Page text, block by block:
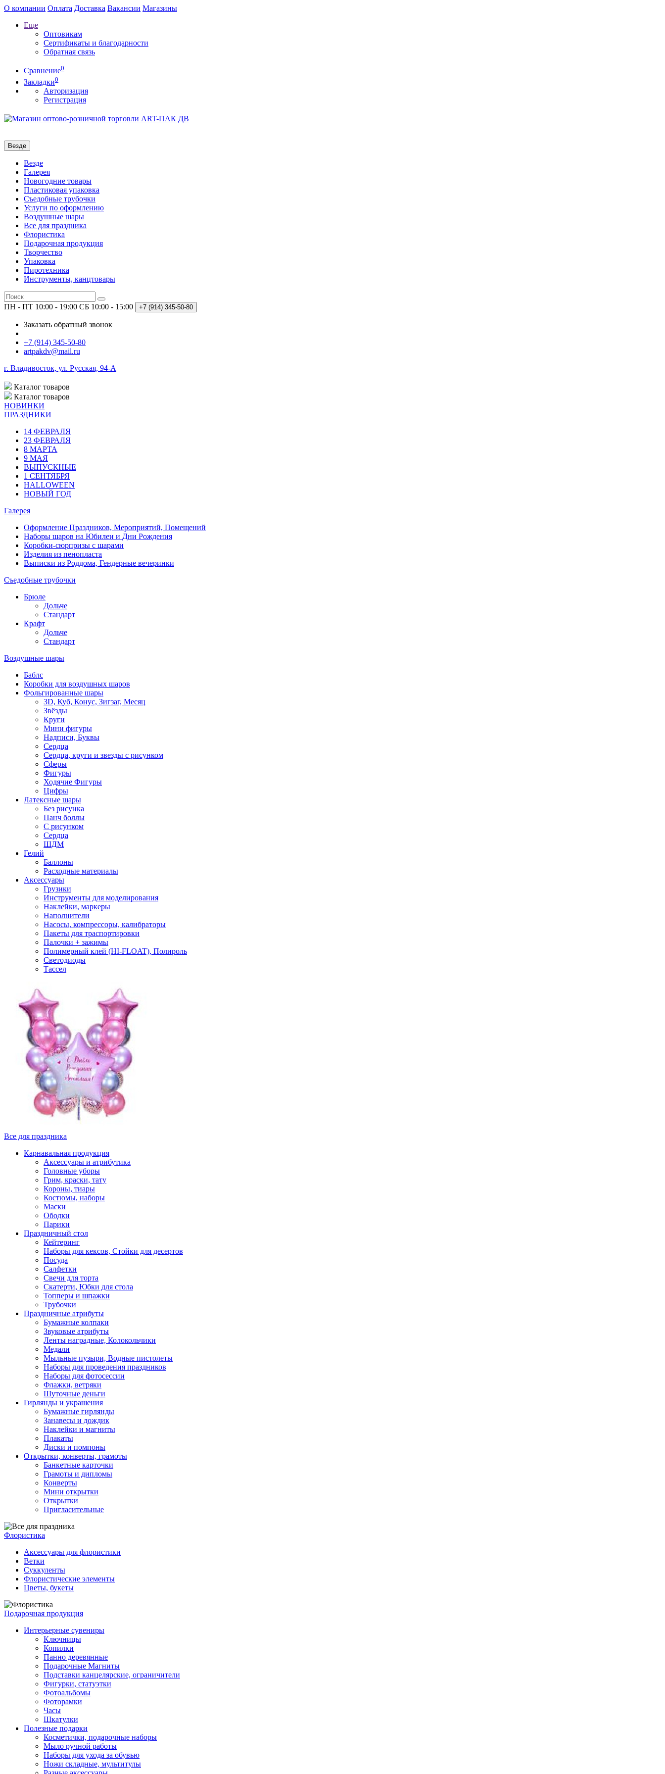
О компании Оплата Доставка Вакансии Магазины
Еще
Оптовикам
Сертификаты и благодарности
Обратная связь
Сравнение0
Закладки0
Авторизация
Регистрация
Везде
Везде
Галерея
Новогодние товары
Пластиковая упаковка
Съедобные трубочки
Услуги по оформлению
Воздушные шары
Все для праздника
Флористика
Подарочная продукция
Творчество
Упаковка
Пиротехника
Инструменты, канцтовары
ПН - ПТ 10:00 - 19:00 СБ 10:00 - 15:00 +7 (914) 345-50-80
Заказать обратный звонок
+7 (914) 345-50-80
artpakdv@mail.ru
г. Владивосток, ул. Русская, 94-А
Каталог товаров
Каталог товаров
НОВИНКИ
ПРАЗДНИКИ
14 ФЕВРАЛЯ
23 ФЕВРАЛЯ
8 МАРТА
9 МАЯ
ВЫПУСКНЫЕ
1 СЕНТЯБРЯ
HALLOWEEN
НОВЫЙ ГОД
Галерея
Оформление Праздников, Мероприятий, Помещений
Наборы шаров на Юбилеи и Дни Рождения
Коробки-сюрпризы с шарами
Изделия из пенопласта
Выписки из Роддома, Гендерные вечеринки
Съедобные трубочки
Брюле
Дольче
Стандарт
Крафт
Дольче
Стандарт
Воздушные шары
Баблс
Коробки для воздушных шаров
Фольгированные шары
3D, Куб, Конус, Зигзаг, Месяц
Звёзды
Круги
Мини фигуры
Надписи, Буквы
Сердца
Сердца, круги и звезды с рисунком
Сферы
Фигуры
Ходячие Фигуры
Цифры
Латексные шары
Без рисунка
Панч боллы
С рисунком
Сердца
ШДМ
Гелий
Баллоны
Расходные материалы
Аксессуары
Грузики
Инструменты для моделирования
Наклейки, маркеры
Наполнители
Насосы, компрессоры, калибраторы
Пакеты для траспортировки
Палочки + зажимы
Полимерный клей (HI-FLOAT), Полироль
Светодиоды
Тассел
Все для праздника
Карнавальная продукция
Аксессуары и атрибутика
Головные уборы
Грим, краски, тату
Короны, тиары
Костюмы, наборы
Маски
Ободки
Парики
Праздничный стол
Кейтеринг
Наборы для кексов, Стойки для десертов
Посуда
Салфетки
Свечи для торта
Скатерти, Юбки для стола
Топперы и шпажки
Трубочки
Праздничные атрибуты
Бумажные колпаки
Звуковые атрибуты
Ленты наградные, Колокольчики
Медали
Мыльные пузыри, Водные пистолеты
Наборы для проведения праздников
Наборы для фотосессии
Флажки, ветряки
Шуточные деньги
Гирлянды и украшения
Бумажные гирлянды
Занавесы и дождик
Наклейки и магниты
Плакаты
Диски и помпоны
Открытки, конверты, грамоты
Банкетные карточки
Грамоты и дипломы
Конверты
Мини открытки
Открытки
Пригласительные
Флористика
Аксессуары для флористики
Ветки
Суккуленты
Флористические элементы
Цветы, букеты
Подарочная продукция
Интерьерные сувениры
Ключницы
Копилки
Панно деревянные
Подарочные Магниты
Подставки канцелярские, ограничители
Фигурки, статуэтки
Фотоальбомы
Фоторамки
Часы
Шкатулки
Полезные подарки
Косметички, подарочные наборы
Мыло ручной работы
Наборы для ухода за обувью
Ножи складные, мультитулы